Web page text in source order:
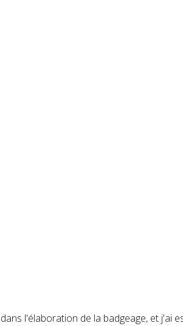
l'élaboration de la badgeage, et